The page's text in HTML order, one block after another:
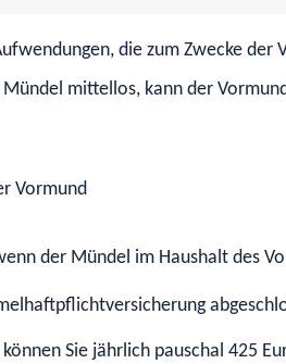
die zum Zwecke der
mittellos, kann der
Vormund
der Mündel im Haushalt des
Sie jährlich pauschal 425